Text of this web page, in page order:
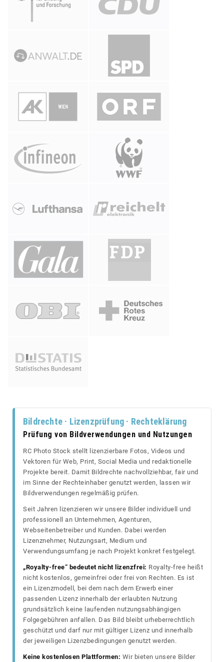
Bildrechte · Lizenzprüfung · Rechteklärung
Prüfung von Bildverwendungen und Nutzungen
RC Photo Stock stellt lizenzierbare Fotos, Videos und
Vektoren für Web, Print, Social Media und redaktionelle
Projekte bereit. Damit Bildrechte nachvollziehbar, fair und
im Sinne der Rechteinhaber genutzt werden, lassen wir
Bildverwendungen regelmäßig prüfen.
Seit Jahren lizenzieren wir unsere Bilder individuell und
professionell an Unternehmen, Agenturen,
Webseitenbetreiber und Kunden. Dabei werden
Lizenznehmer, Nutzungsart, Medium und
Verwendungsumfang je nach Projekt konkret festgelegt.
„Royalty-free“ bedeutet nicht lizenzfrei: Royalty-free heißt
nicht kostenlos, gemeinfrei oder frei von Rechten. Es ist
ein Lizenzmodell, bei dem nach dem Erwerb einer
passenden Lizenz innerhalb der erlaubten Nutzung
grundsätzlich keine laufenden nutzungsabhängigen
Folgegebühren anfallen. Das Bild bleibt urheberrechtlich
geschützt und darf nur mit gültiger Lizenz und innerhalb
der jeweiligen Lizenzbedingungen genutzt werden.
Keine kostenlosen Plattformen: Wir bieten unsere Bilder